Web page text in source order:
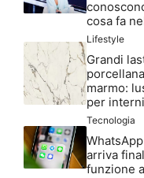
cosa fa
Lifestyle
Grandi
marmo:
per
Tecnologia
arriva
funzione